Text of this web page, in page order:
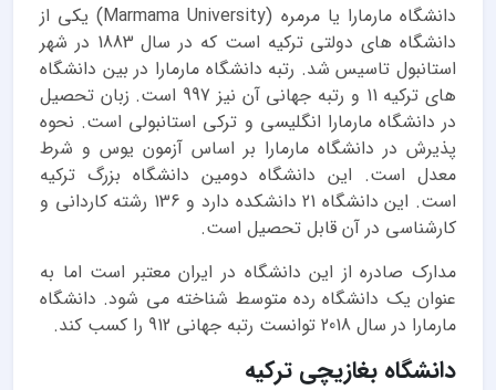
دانشگاه مارمارا یا مرمره (Marmama University) یکی از
دانشگاه های دولتی ترکیه است که در سال 1883 در شهر
استانبول تاسیس شد. رتبه دانشگاه مارمارا در بین دانشگاه
های ترکیه 11 و رتبه جهانی آن نیز 997 است. زبان تحصیل
در دانشگاه مارمارا انگلیسی و ترکی استانبولی است. نحوه
پذیرش در دانشگاه مارمارا بر اساس آزمون یوس و شرط
معدل است. این دانشگاه دومین دانشگاه بزرگ ترکیه
است. این دانشگاه 21 دانشکده دارد و 136 رشته کاردانی و
کارشناسی در آن قابل تحصیل است.
مدارک صادره از این دانشگاه در ایران معتبر است اما به
عنوان یک دانشگاه رده متوسط شناخته می شود. دانشگاه
مارمارا در سال 2018 توانست رتبه جهانی 912 را کسب کند.
دانشگاه بغازیچی ترکیه